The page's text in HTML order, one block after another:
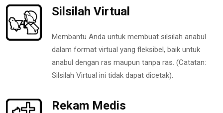
Silsilah Virtual
Membantu Anda untuk membuat silsilah anabul
dalam format virtual yang fleksibel, baik untuk
anabul dengan ras maupun tanpa ras. (Catatan:
Silsilah Virtual ini tidak dapat dicetak).
Rekam Medis